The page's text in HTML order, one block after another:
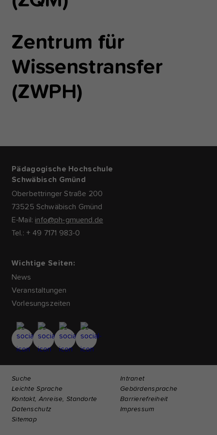
Zentrum für
Wissenstransfer
(ZWPH)
Pädagogische Hochschule
Schwäbisch Gmünd
Oberbettringer Straße 200
73525 Schwäbisch Gmünd
E-Mail: info@ph-gmuend.de
Tel.: + 49 7171 983-0
Wichtige Seiten:
News
Veranstaltungen
Vorlesungszeiten
Suche
Intranet
Leichte Sprache
Gebärdensprache
Kontakt, Anreise, Standorte
Barrierefreiheit
Datenschutz
Impressum
Sitemap